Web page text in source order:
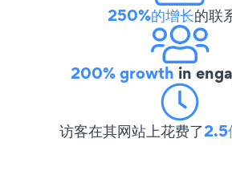
250%的增长的联
200% growth in
访客在其网站上花费了2.5